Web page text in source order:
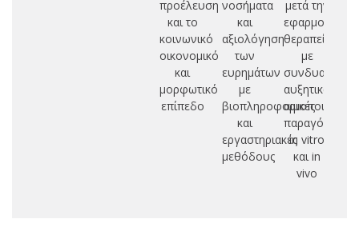
προέλευση
και το
κοινωνικό
οικονομικό
και
μορφωτικό
επίπεδο
νοσήματα
και
αξιολόγηση
των
ευρημάτων
με
βιοπληροφορικές
και
εργαστηριακές
μεθόδους
μετά την
εφαρμογή
θεραπείας
με
συνδυασμό
αυξητικών
παραγόντων
in vitro
και in
vivo